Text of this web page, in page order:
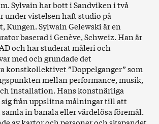
Sylvain har bott i Sandviken i två
under vistelsen haft studio på
Kungen. Sylwain Gelewski är en
baserad i Genève, Schweiz. Han är
och har studerat måleri och
med och grundade det
konstkollektivet ”Doppelganger” som
mellan performance, musik,
installation. Hans konstnärliga
från uppslitna målningar till att
in banala eller värdelösa föremål.